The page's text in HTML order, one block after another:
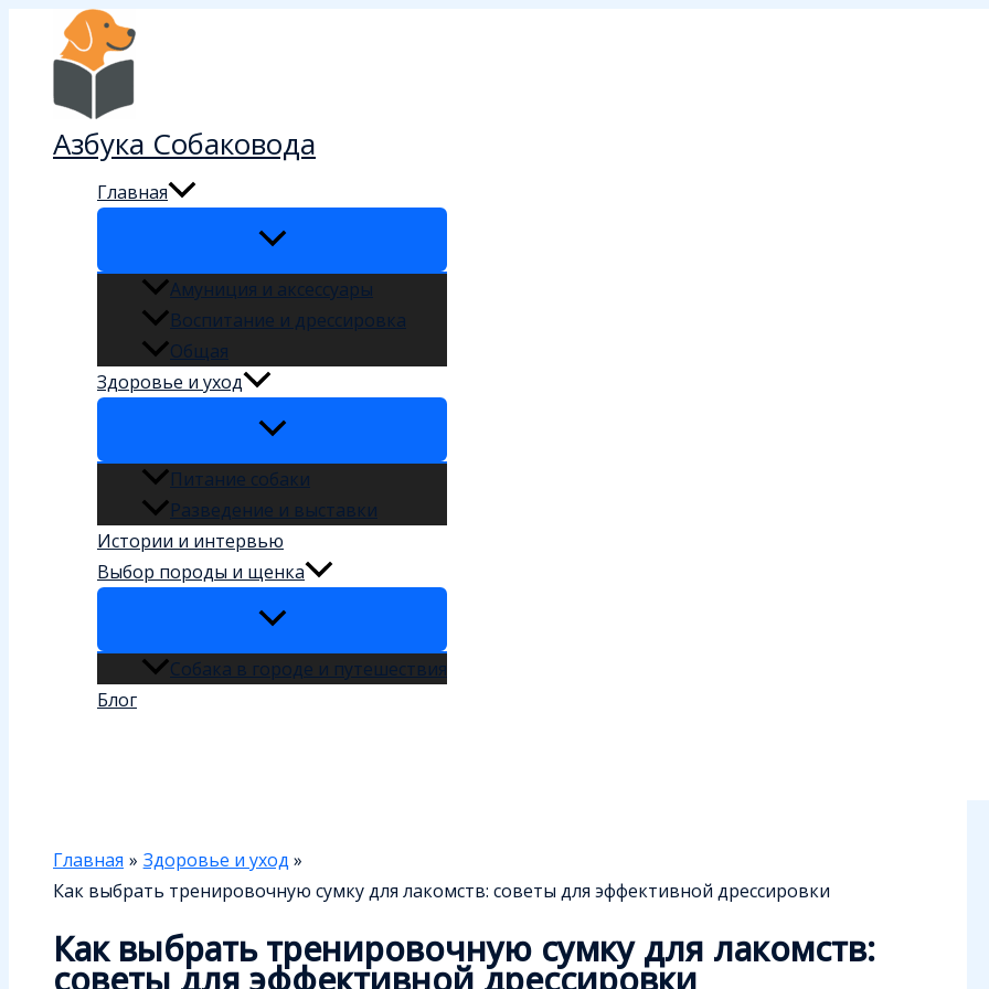
Перейти
Азбука Собаковода
Главная
Амуниция и аксессуары
Воспитание и дрессировка
Общая
Здоровье и уход
Питание собаки
Разведение и выставки
Истории и интервью
Выбор породы и щенка
Собака в городе и путешествия
Блог
Главная
Здоровье и уход
Как выбрать тренировочную сумку для лакомств: советы для эффективной дрессировки
Как выбрать тренировочную сумку для лакомств:
советы для эффективной дрессировки